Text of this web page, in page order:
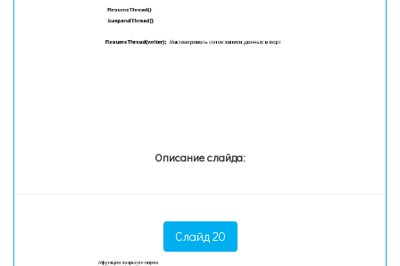
Описание слайда:
Слайд 20